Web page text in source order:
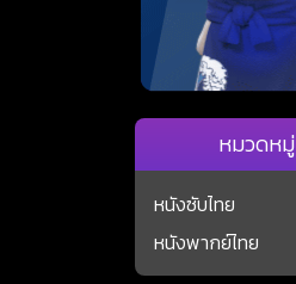
หมวดหมู่
หนังซับไทย
หนังพากย์ไทย